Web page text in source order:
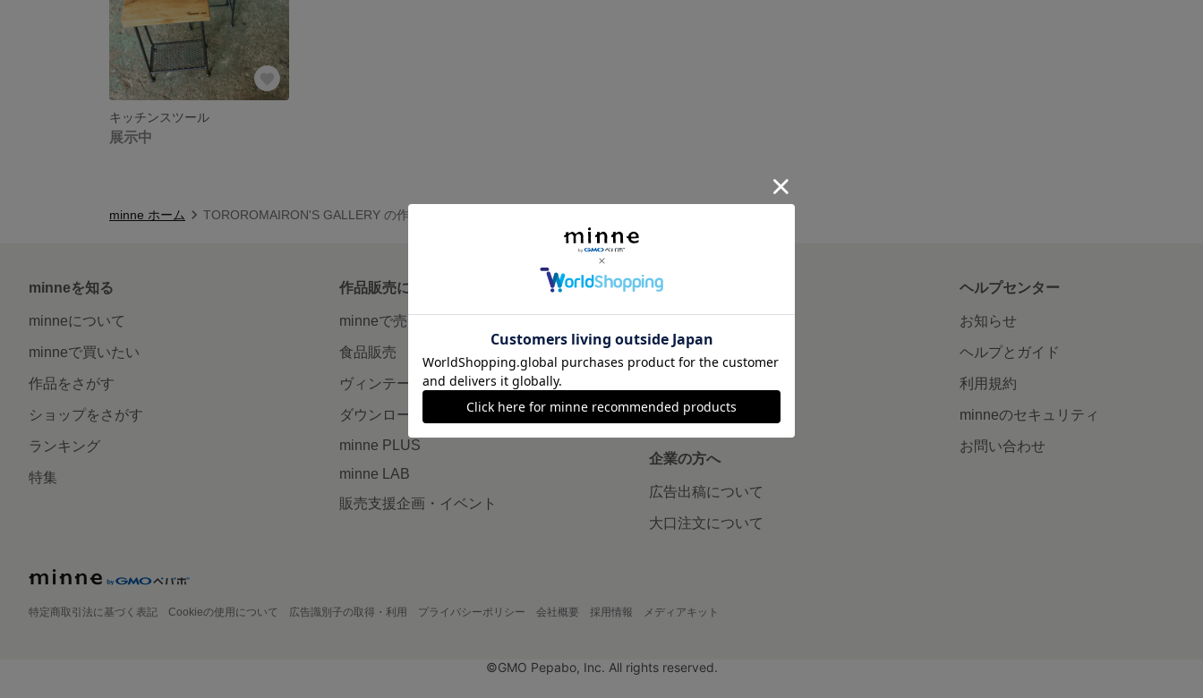
キッチンスツール
展示中
minne ホーム TOROROMAIRON'S GALLERY の作品一覧
minneを知る
minneについて
minneで買いたい
作品をさがす
ショップをさがす
ランキング
特集
作品販売について
minneで売りたい
食品販売
ヴィンテージ販売
ダウンロード販売
minne PLUS
minne LAB
販売支援企画・イベント
読みもの
minne学習帖
minneの本
企業の方へ
広告出稿について
大口注文について
ヘルプセンター
お知らせ
ヘルプとガイド
利用規約
minneのセキュリティ
お問い合わせ
特定商取引法に基づく表記 Cookieの使用について 広告識別子の取得・利用 プライバシーポリシー 会社概要 採用情報 メディアキット
©GMO Pepabo, Inc. All rights reserved.